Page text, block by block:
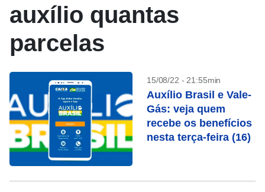
auxílio quantas
parcelas
15/08/22 - 21:55min
Auxílio Brasil e Vale-
Gás: veja quem
recebe os benefícios
nesta terça-feira (16)